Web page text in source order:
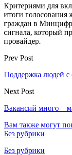
Критериями для
итоги голосования
граждан в
сигнала, который
провайдер.
Prev Post
Поддержка людей
Next Post
Вакансий много –
Вам также могут
Без рубрики
Без рубрики